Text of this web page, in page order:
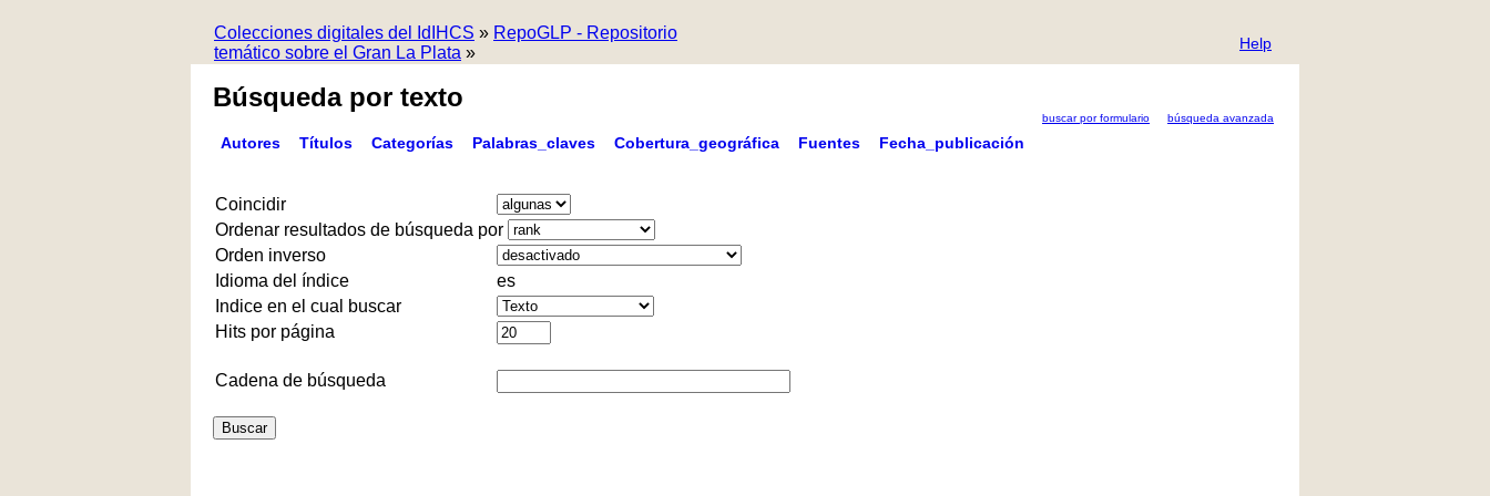
Colecciones digitales del IdIHCS » RepoGLP - Repositorio
temático sobre el Gran La Plata » Help
Búsqueda por texto
buscar por formulario búsqueda avanzada
Autores Títulos Categorías Palabras_claves Cobertura_geográfica Fuentes Fecha_publicación
Coincidir
Ordenar resultados de búsqueda por
Orden inverso
Idioma del índice
es
Indice en el cual buscar
Hits por página
Cadena de búsqueda